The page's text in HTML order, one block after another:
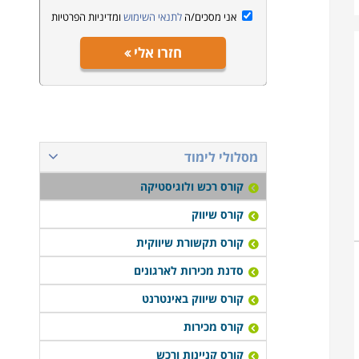
אני מסכים/הלתנאי השימוש ומדיניות הפרטיות
חזרו אלי
מסלולי לימוד
קורס רכש ולוגיסטיקה
קורס שיווק
קורס תקשורת שיווקית
סדנת מכירות לארגונים
קורס שיווק באינטרנט
קורס מכירות
קורס קניינות ורכש